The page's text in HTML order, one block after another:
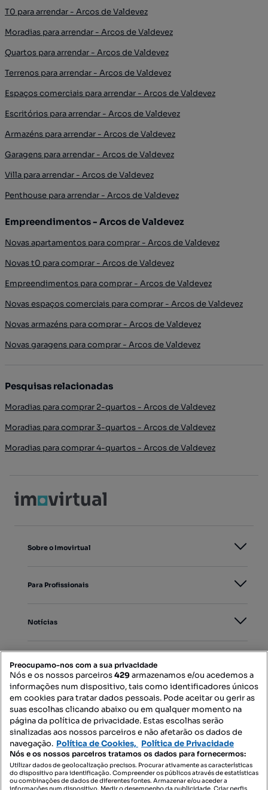
T0 para arrendar - Arcos de Valdevez
Moradias para arrendar - Arcos de Valdevez
Quartos para arrendar - Arcos de Valdevez
Terrenos para arrendar - Arcos de Valdevez
Espaços comerciais para arrendar - Arcos de Valdevez
Escritórios para arrendar - Arcos de Valdevez
Armazéns para arrendar - Arcos de Valdevez
Garagens para arrendar - Arcos de Valdevez
Villa para arrendar - Arcos de Valdevez
Penthouse para arrendar - Arcos de Valdevez
Empreendimentos - Arcos de Valdevez
Novas apartamentos para comprar - Arcos de Valdevez
Novas t0 para comprar - Arcos de Valdevez
Empreendimentos para comprar - Arcos de Valdevez
Novas espaços comerciais para comprar - Arcos de Valdevez
Novas armazéns para comprar - Arcos de Valdevez
Novas garagens para comprar - Arcos de Valdevez
Pesquisas relacionadas
Moradias para comprar 2-quartos - Arcos de Valdevez
Moradias para comprar 3-quartos - Arcos de Valdevez
Moradias para comprar 4-quartos - Arcos de Valdevez
Sobre o Imovirtual
Para Profissionais
Notícias
Mapa do Site
Contacte-nos
SIGA-NOS:
Preocupamo-nos com a sua privacidade
Nós e os nossos parceiros429armazenamos e/ou acedemos a
informações num dispositivo, tais como identificadores únicos
em cookies para tratar dados pessoais. Pode aceitar ou gerir as
suas escolhas clicando abaixo ou em qualquer momento na
página da política de privacidade. Estas escolhas serão
sinalizadas aos nossos parceiros e não afetarão os dados de
navegação. Política de Cookies, Política de Privacidade
Nós e os nossos parceiros tratamos os dados para fornecermos:
Utilizar dados de geolocalização precisos. Procurar ativamente as características
do dispositivo para identificação. Compreender os públicos através de estatísticas
ou combinações de dados de diferentes fontes. Armazenar e/ou aceder a